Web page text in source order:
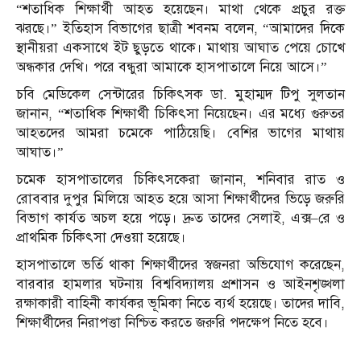
“শতাধিক শিক্ষার্থী আহত হয়েছেন। মাথা থেকে প্রচুর রক্ত
ঝরছে।” ইতিহাস বিভাগের ছাত্রী শবনম বলেন, “আমাদের দিকে
স্থানীয়রা একসাথে ইট ছুড়তে থাকে। মাথায় আঘাত পেয়ে চোখে
অন্ধকার দেখি। পরে বন্ধুরা আমাকে হাসপাতালে নিয়ে আসে।”
চবি মেডিকেল সেন্টারের চিকিৎসক ডা. মুহাম্মদ টিপু সুলতান
জানান, “শতাধিক শিক্ষার্থী চিকিৎসা নিয়েছেন। এর মধ্যে গুরুতর
আহতদের আমরা চমেকে পাঠিয়েছি। বেশির ভাগের মাথায়
আঘাত।”
চমেক হাসপাতালের চিকিৎসকেরা জানান, শনিবার রাত ও
রোববার দুপুর মিলিয়ে আহত হয়ে আসা শিক্ষার্থীদের ভিড়ে জরুরি
বিভাগ কার্যত অচল হয়ে পড়ে। দ্রুত তাদের সেলাই, এক্স–রে ও
প্রাথমিক চিকিৎসা দেওয়া হয়েছে।
হাসপাতালে ভর্তি থাকা শিক্ষার্থীদের স্বজনরা অভিযোগ করেছেন,
বারবার হামলার ঘটনায় বিশ্ববিদ্যালয় প্রশাসন ও আইনশৃঙ্খলা
রক্ষাকারী বাহিনী কার্যকর ভূমিকা নিতে ব্যর্থ হয়েছে। তাদের দাবি,
শিক্ষার্থীদের নিরাপত্তা নিশ্চিত করতে জরুরি পদক্ষেপ নিতে হবে।